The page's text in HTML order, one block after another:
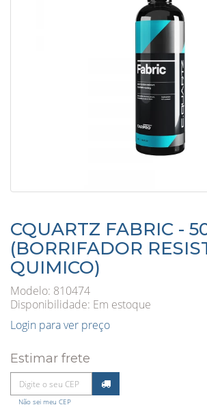
CQUARTZ FABRIC -
(BORRIFADOR
QUIMICO)
Modelo: 810474
Disponibilidade: Em estoque
Login para ver preço
Estimar frete
Não sei meu CEP